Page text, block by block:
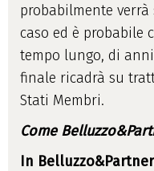
probabilmente
caso ed è probabile
tempo lungo, di
finale ricadrà su
Stati Membri.
Come
In